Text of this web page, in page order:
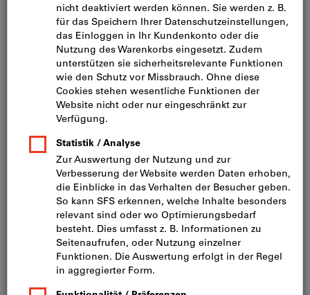
Bild zum Vergrößern anklicken